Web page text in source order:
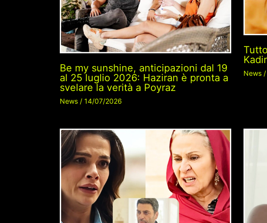
Be my sunshine, anticipazioni dal 19
al 25 luglio 2026: Haziran è pronta a
svelare la verità a Poyraz
News / 14/07/2026
News /